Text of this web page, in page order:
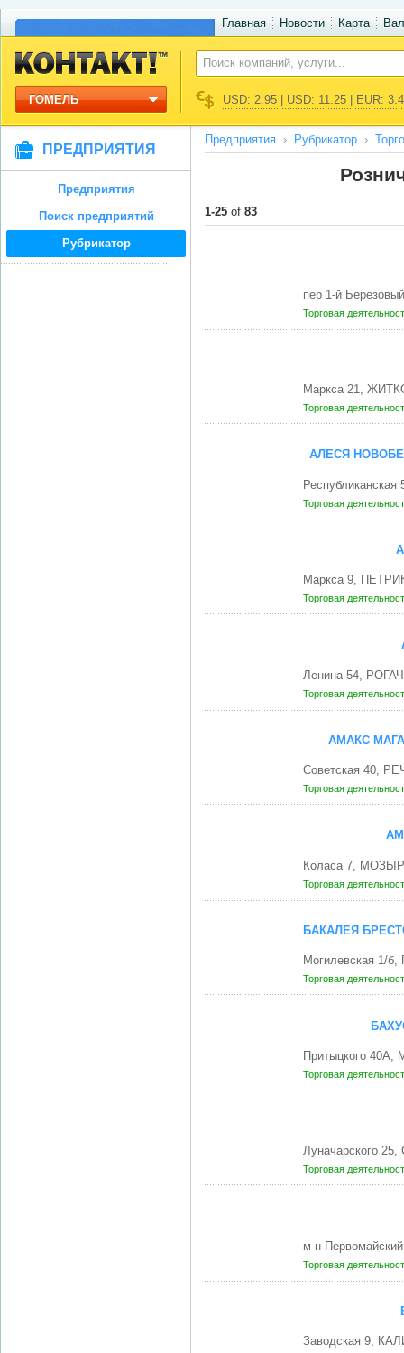
Главная Новости Карта
ГОМЕЛЬ USD: 2.95 | USD: 11.25 | EUR:
ПРЕДПРИЯТИЯ
Предприятия
Поиск предприятий
Рубрикатор
Предприятия Рубрикатор
1-25 of 83
пер 1-й
Торговая
Маркса 21,
Торговая
АЛЕСЯ
Торговая
Маркса 9,
Торговая
Ленина 54,
Торговая
АМАКС
Советская 40,
Торговая
Коласа 7,
Торговая
БАКАЛЕЯ
Могилевская 1/
Торговая
Притыцкого
Торговая
Луначарского
Торговая
м-н
Торговая
Заводская 9,